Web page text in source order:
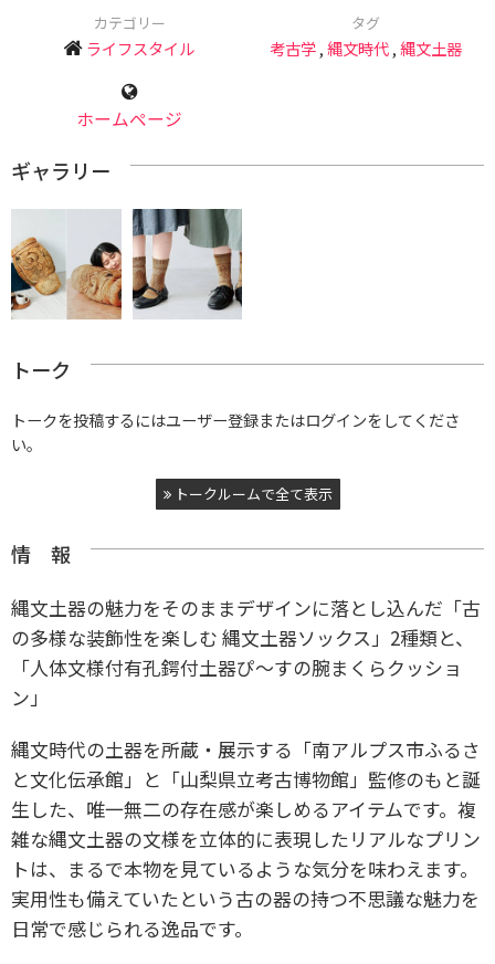
カテゴリー
ライフスタイル
タグ
考古学,縄文時代,縄文土器
ホームページ
ギャラリー
トーク
トークを投稿するにはユーザー登録またはログインをしてくださ
い。
トークルームで全て表示
情 報
縄文土器の魅力をそのままデザインに落とし込んだ「古
の多様な装飾性を楽しむ 縄文土器ソックス」2種類と、
「人体文様付有孔鍔付土器ぴ～すの腕まくらクッショ
ン」
縄文時代の土器を所蔵・展示する「南アルプス市ふるさ
と文化伝承館」と「山梨県立考古博物館」監修のもと誕
生した、唯一無二の存在感が楽しめるアイテムです。複
雑な縄文土器の文様を立体的に表現したリアルなプリン
トは、まるで本物を見ているような気分を味わえます。
実用性も備えていたという古の器の持つ不思議な魅力を
日常で感じられる逸品です。